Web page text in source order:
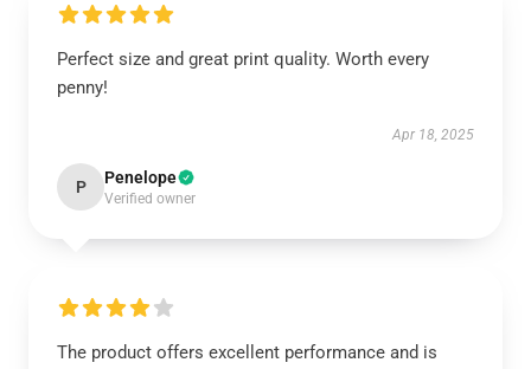
Perfect size and great print quality. Worth every
penny!
Apr 18, 2025
P Penelope
Verified owner
The product offers excellent performance and is